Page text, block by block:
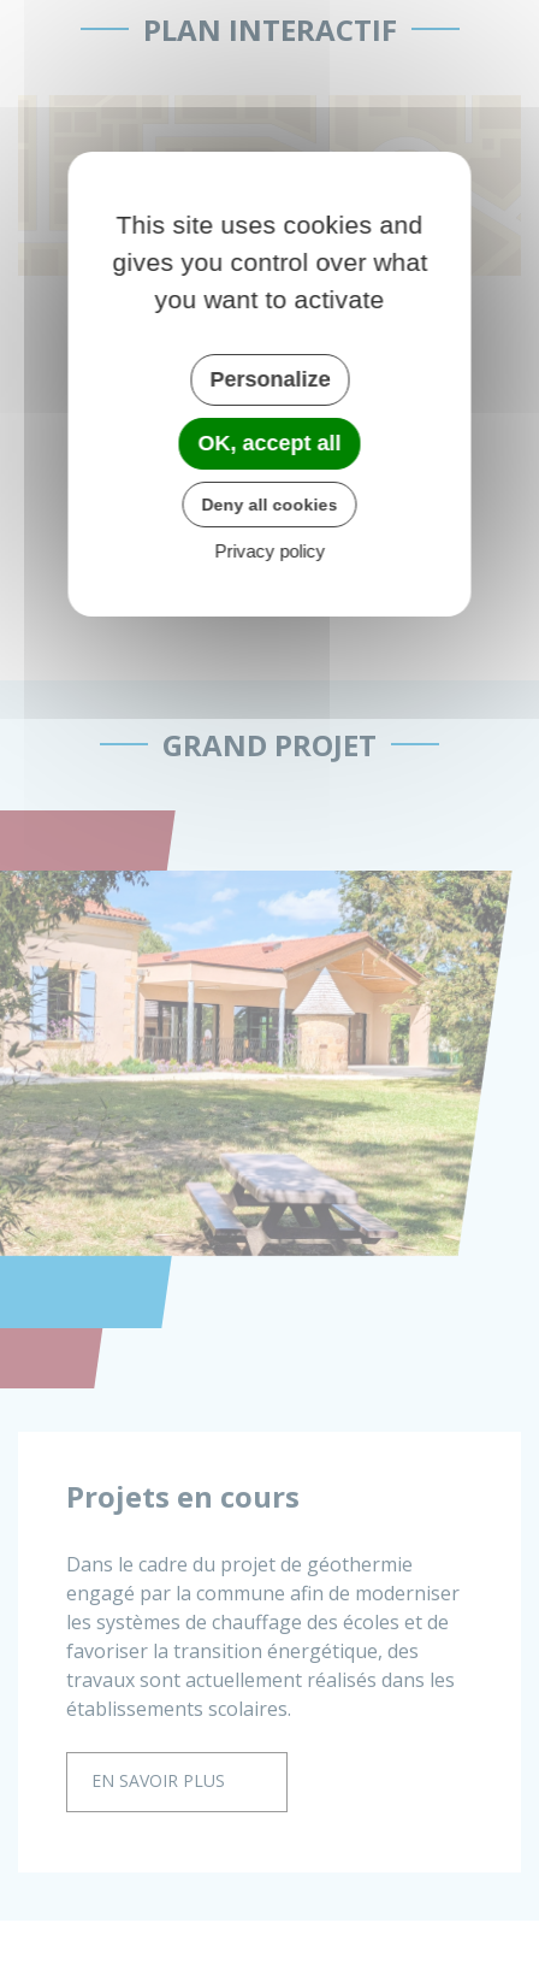
PLAN INTERACTIF
31°c
Ensoleillé
Humidité :45%Vent :
GRAND PROJET
Projets en cours
Dans le cadre du projet de géothermie
engagé par la commune afin de moderniser
les systèmes de chauffage des écoles et de
favoriser la transition énergétique, des
travaux sont actuellement réalisés dans les
établissements scolaires.
EN SAVOIR PLUS
This site uses cookies and
gives you control over what
you want to activate
Personalize
OK, accept all
Deny all cookies
Privacy policy